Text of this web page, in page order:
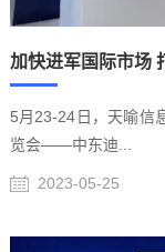
加快进军国际市场
5月23-24日，天喻信
览会——中东迪...
2023-05-25